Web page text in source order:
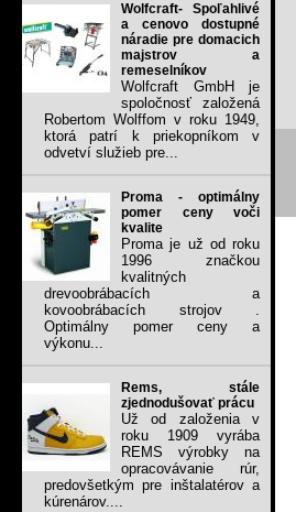
Wolfcraft- Spoľahlivé
a cenovo dostupné
náradie pre domacich
majstrov a
remeselníkov
Wolfcraft GmbH je
spoločnosť založená
Robertom Wolffom v roku 1949,
ktorá patrí k priekopníkom v
odvetví služieb pre...
Proma - optimálny
pomer ceny voči
kvalite
Proma je už od roku
1996 značkou
kvalitných
drevoobrábacích a
kovoobrábacích strojov .
Optimálny pomer ceny a
výkonu...
Rems, stále
zjednodušovať prácu
Už od založenia v
roku 1909 vyrába
REMS výrobky na
opracovávanie rúr,
predovšetkým pre inštalatérov a
kúrenárov....